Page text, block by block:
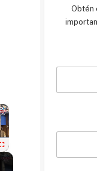
×
Fullscreen
Obtén